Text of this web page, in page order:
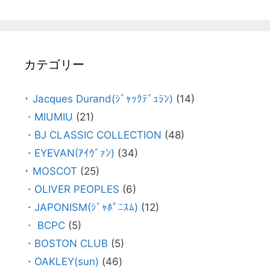
カテゴリー
･ Jacques Durand(ｼﾞｬｯｸﾃﾞｭﾗﾝ) (14)
・MIUMIU (21)
・BJ CLASSIC COLLECTION (48)
・EYEVAN(ｱｲｳﾞｧﾝ) (34)
･ MOSCOT (25)
・OLIVER PEOPLES (6)
・JAPONISM(ｼﾞｬﾎﾟﾆｽﾑ) (12)
・ BCPC (5)
・BOSTON CLUB (5)
・OAKLEY(sun) (46)